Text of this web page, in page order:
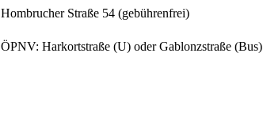
Hombrucher Straße 54 (gebührenfrei)
ÖPNV: Harkortstraße (U) oder Gablonzstraße (Bus)